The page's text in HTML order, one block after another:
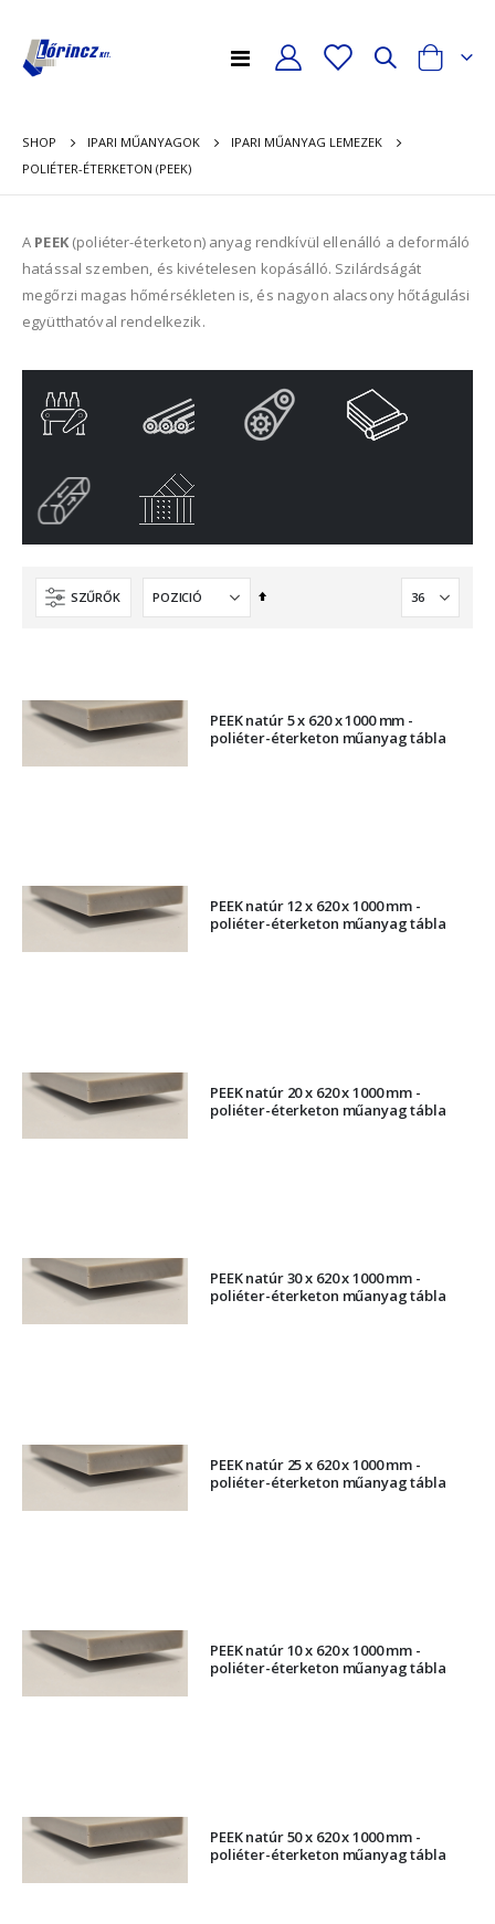
Toggle
Cart
SHOP IPARI MŰANYAGOK
IPARI MŰANYAG LEMEZEK
POLIÉTER-ÉTERKETON (PEEK)
A PEEK (poliéter-éterketon) anyag rendkívül ellenálló a deformáló
hatással szemben, és kivételesen kopásálló. Szilárdságát
megőrzi magas hőmérsékleten is, és nagyon alacsony hőtágulási
együtthatóval rendelkezik.
SZŰRŐK
Csökkenő
PEEK natúr 5 x 620 x 1000 mm -
poliéter-éterketon műanyag tábla
PEEK natúr 12 x 620 x 1000 mm -
poliéter-éterketon műanyag tábla
PEEK natúr 20 x 620 x 1000 mm -
poliéter-éterketon műanyag tábla
PEEK natúr 30 x 620 x 1000 mm -
poliéter-éterketon műanyag tábla
PEEK natúr 25 x 620 x 1000 mm -
poliéter-éterketon műanyag tábla
PEEK natúr 10 x 620 x 1000 mm -
poliéter-éterketon műanyag tábla
PEEK natúr 50 x 620 x 1000 mm -
poliéter-éterketon műanyag tábla